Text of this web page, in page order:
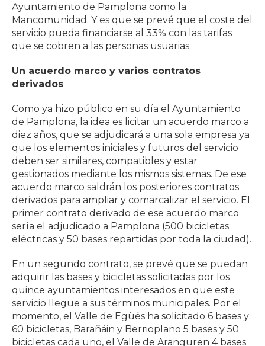
Ayuntamiento de Pamplona como la
Mancomunidad. Y es que se prevé que el coste del
servicio pueda financiarse al 33% con las tarifas
que se cobren a las personas usuarias.
Un acuerdo marco y varios contratos
derivados
Como ya hizo público en su día el Ayuntamiento
de Pamplona, la idea es licitar un acuerdo marco a
diez años, que se adjudicará a una sola empresa ya
que los elementos iniciales y futuros del servicio
deben ser similares, compatibles y estar
gestionados mediante los mismos sistemas. De ese
acuerdo marco saldrán los posteriores contratos
derivados para ampliar y comarcalizar el servicio. El
primer contrato derivado de ese acuerdo marco
sería el adjudicado a Pamplona (500 bicicletas
eléctricas y 50 bases repartidas por toda la ciudad).
En un segundo contrato, se prevé que se puedan
adquirir las bases y bicicletas solicitadas por los
quince ayuntamientos interesados en que este
servicio llegue a sus términos municipales. Por el
momento, el Valle de Egüés ha solicitado 6 bases y
60 bicicletas, Barañáin y Berrioplano 5 bases y 50
bicicletas cada uno, el Valle de Aranguren 4 bases